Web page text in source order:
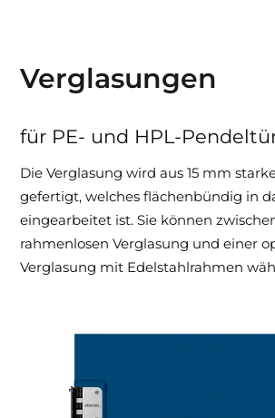
Verglasungen
für PE- und HPL-
Die Verglasung wird aus 15 mm
gefertigt, welches flächenbündig in
eingearbeitet ist. Sie können
rahmenlosen Verglasung und einer
Verglasung mit Edelstahlrahmen